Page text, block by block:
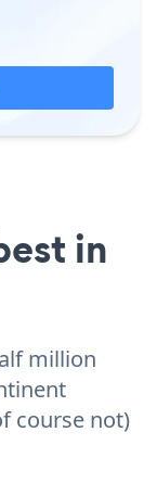
in
million
course not)